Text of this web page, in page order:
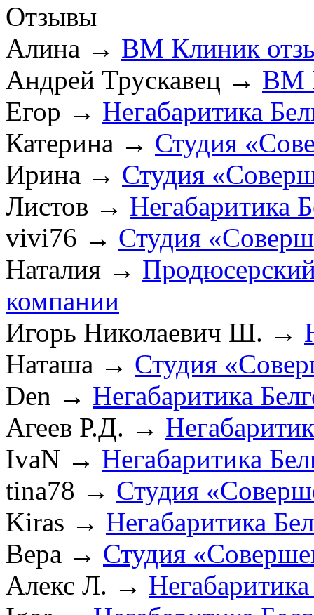
Отзывы
Алина → ВМ Клиник
Андрей Трускавец → ВМ
Егор → Негабаритика
Катерина → Студия
Ирина → Студия
Листов → Негабаритика
vivi76 → Студия
Наталия →
компании
Игорь Николаевич Ш. →
Наташа → Студия
Den → Негабаритика
Агеев Р.Д. →
IvaN → Негабаритика
tina78 → Студия
Kiras → Негабаритика
Вера → Студия
Алекс Л. →